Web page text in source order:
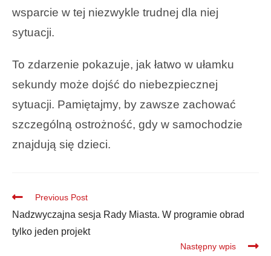
wsparcie w tej niezwykle trudnej dla niej
sytuacji.
To zdarzenie pokazuje, jak łatwo w ułamku
sekundy może dojść do niebezpiecznej
sytuacji. Pamiętajmy, by zawsze zachować
szczególną ostrożność, gdy w samochodzie
znajdują się dzieci.
Previous Post
Nadzwyczajna sesja Rady Miasta. W programie obrad
tylko jeden projekt
Następny wpis